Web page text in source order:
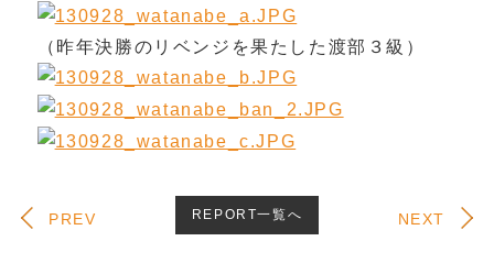
（昨年決勝のリベンジを果たした渡部３級）
PREV REPORT一覧へ NEXT